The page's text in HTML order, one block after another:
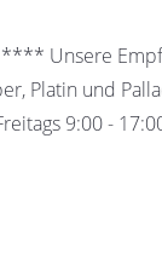
Unsere
Platin und
9:00 -